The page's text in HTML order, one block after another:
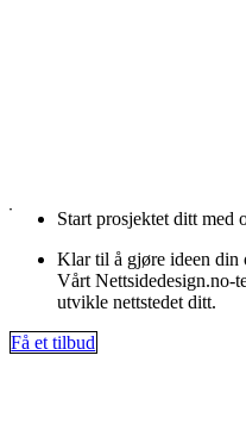
Start prosjektet ditt med
Klar til å gjøre ideen din
Vårt Nettsidedesign.no-
utvikle nettstedet ditt.
Få et tilbud